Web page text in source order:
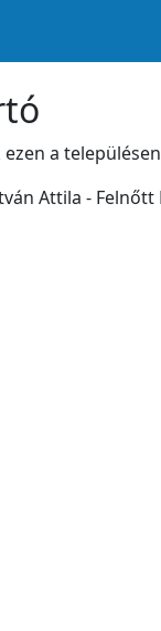
a
Attila -